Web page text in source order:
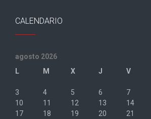
CALENDARIO
agosto 2026
L
M X J V
3
4 5 6 7
10
11 12 13 14
17
18 19 20 21